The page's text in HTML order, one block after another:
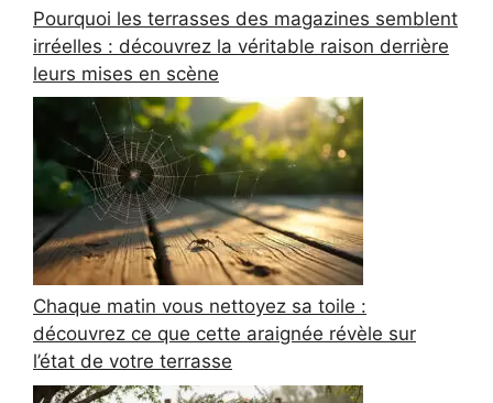
Pourquoi les terrasses des magazines semblent
irréelles : découvrez la véritable raison derrière
leurs mises en scène
Chaque matin vous nettoyez sa toile :
découvrez ce que cette araignée révèle sur
l’état de votre terrasse